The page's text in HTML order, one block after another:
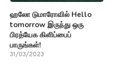
ஹலோ டுமாரோவில் Hello
tomorrow இருந்து ஒரு
பிரத்யேக கிளிப்பைப்
பாருங்கள்!
31/03/2023